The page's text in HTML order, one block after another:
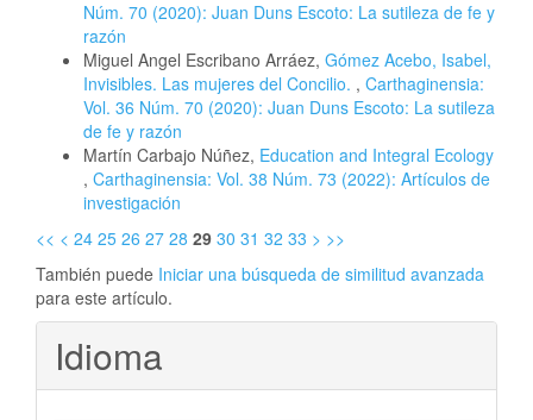
Núm. 70 (2020): Juan Duns Escoto: La sutileza de fe y
razón
Miguel Angel Escribano Arráez, Gómez Acebo, Isabel,
Invisibles. Las mujeres del Concilio. , Carthaginensia:
Vol. 36 Núm. 70 (2020): Juan Duns Escoto: La sutileza
de fe y razón
Martín Carbajo Núñez, Education and Integral Ecology
, Carthaginensia: Vol. 38 Núm. 73 (2022): Artículos de
investigación
<< < 24 25 26 27 28 29 30 31 32 33 > >>
También puede Iniciar una búsqueda de similitud avanzada
para este artículo.
Idioma